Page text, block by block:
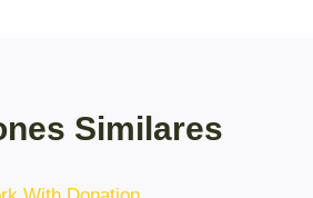
Similares